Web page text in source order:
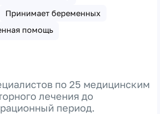
Принимает беременных
помощь
по 25 медицинским
лечения до
период.